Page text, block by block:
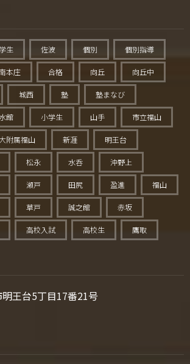
生 佐波 個別 個別指導
本庄 合格 向丘 向丘中
城西 塾 塾まなび
館 小学生 山手 市立福山
附属福山 新涯 明王台
松永 水呑 沖野上
瀬戸 田尻 盈進 福山
草戸 誠之館 赤坂
高校入試 高校生 鷹取
王台5丁目17番21号